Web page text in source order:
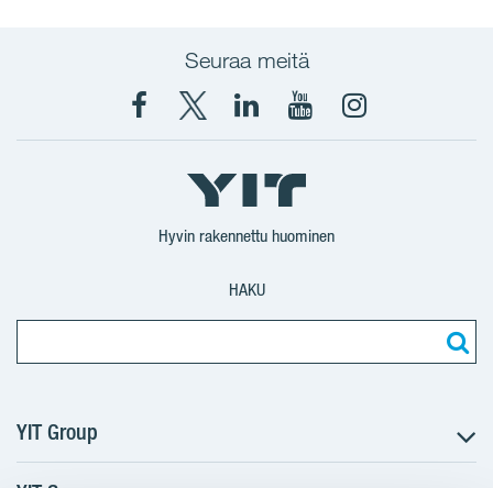
Seuraa meitä
Facebook
X
YIT
Suomi
YIT
Corporation
YIT
Corporation
Instagram
Hyvin rakennettu huominen
HAKU
YIT Group